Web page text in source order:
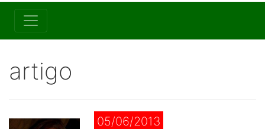
artigo
05/06/2013